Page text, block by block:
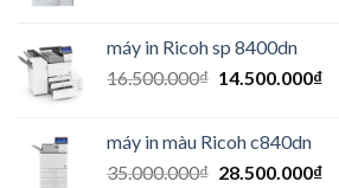
máy in Ricoh sp 8400dn
16.500.000₫ 14.500.000₫
máy in màu Ricoh c840dn
35.000.000₫ 28.500.000₫